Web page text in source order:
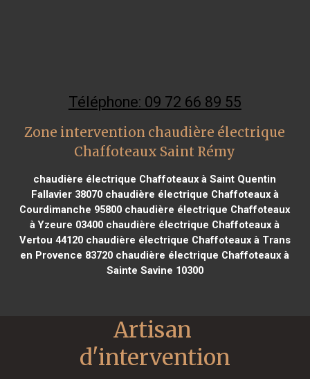
Téléphone: 09 72 66 89 55
Zone intervention chaudière électrique
Chaffoteaux Saint Rémy
chaudière électrique Chaffoteaux à Saint Quentin
Fallavier 38070chaudière électrique Chaffoteaux à
Courdimanche 95800 chaudière électrique Chaffoteaux
à Yzeure 03400 chaudière électrique Chaffoteaux à
Vertou 44120chaudière électrique Chaffoteaux à Trans
en Provence 83720 chaudière électrique Chaffoteaux à
Sainte Savine 10300
Artisan
d'intervention